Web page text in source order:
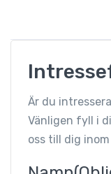
Är du
Vänligen fyll i
oss till dig